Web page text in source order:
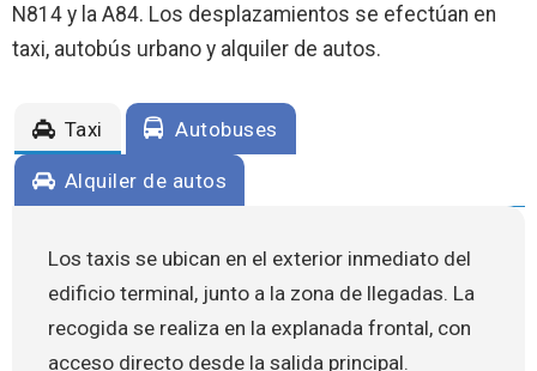
N814 y la A84. Los desplazamientos se efectúan en
taxi, autobús urbano y alquiler de autos.
Taxi Autobuses
Alquiler de autos
Los taxis se ubican en el exterior inmediato del
edificio terminal, junto a la zona de llegadas. La
recogida se realiza en la explanada frontal, con
acceso directo desde la salida principal.